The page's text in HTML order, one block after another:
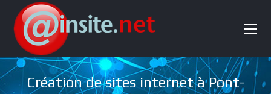
Création de sites internet à Pont-